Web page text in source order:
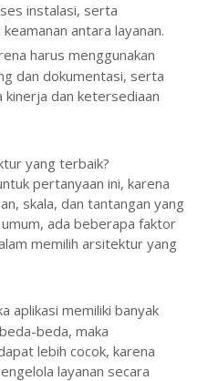
instalasi, serta
antara layanan.
harus menggunakan
dan dokumentasi, serta
kinerja dan ketersediaan
yang terbaik?
pertanyaan ini, karena
skala, dan tantangan yang
ada beberapa faktor
memilih arsitektur yang
aplikasi memiliki banyak
beda, maka
lebih cocok, karena
layanan secara